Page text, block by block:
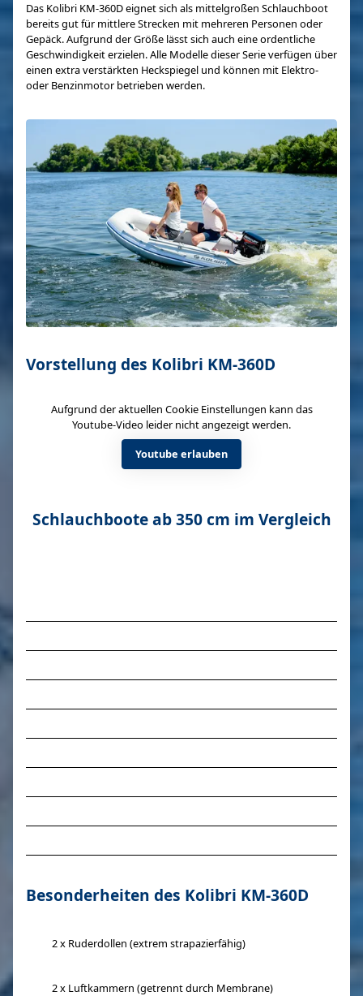
Das Kolibri KM-360D eignet sich als mittelgroßen Schlauchboot
bereits gut für mittlere Strecken mit mehreren Personen oder
Gepäck. Aufgrund der Größe lässt sich auch eine ordentliche
Geschwindigkeit erzielen. Alle Modelle dieser Serie verfügen über
einen extra verstärkten Heckspiegel und können mit Elektro-
oder Benzinmotor betrieben werden.
Vorstellung des Kolibri KM-360D
Aufgrund der aktuellen Cookie Einstellungen kann das
Youtube-Video leider nicht angezeigt werden.
Youtube erlauben
Schlauchboote ab 350 cm im Vergleich
Besonderheiten des Kolibri KM-360D
2 x Ruderdollen (extrem strapazierfähig)
2 x Luftkammern (getrennt durch Membrane)